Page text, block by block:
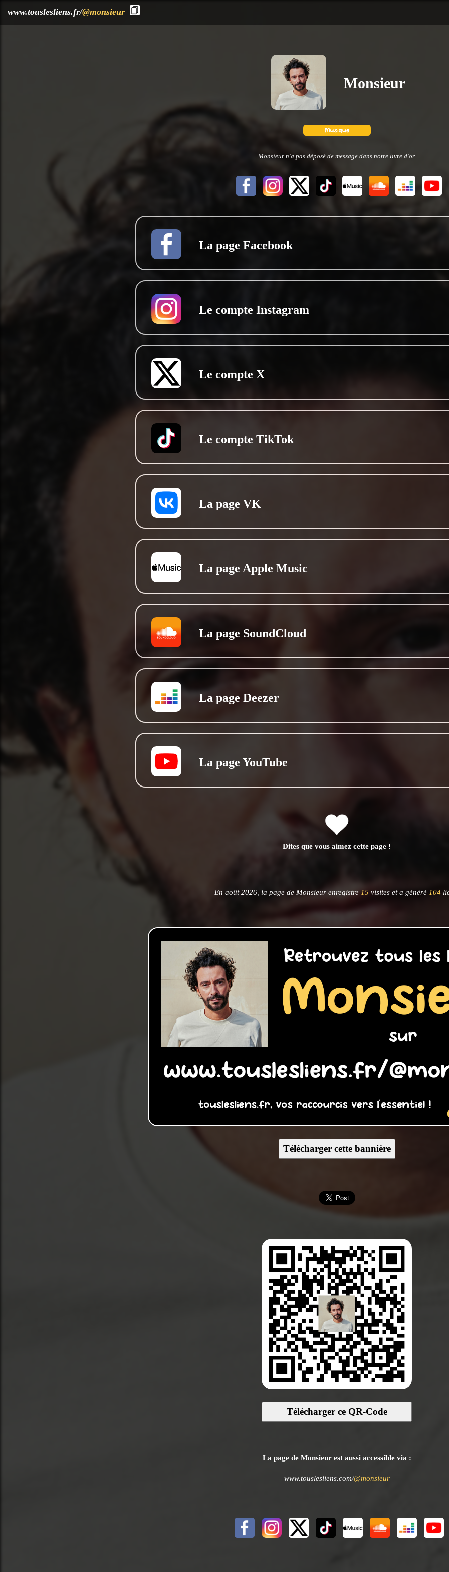
www.touslesliens.fr/@monsieur
Monsieur
Monsieur n'a pas déposé de message dans notre livre d'or.
La page Facebook
Le compte Instagram
Le compte X
Le compte TikTok
La page VK
La page Apple Music
La page SoundCloud
La page Deezer
La page YouTube
Dites que vous aimez cette page !
En août 2026, la page de Monsieur enregistre 15 visites et a généré 104
Télécharger cette bannière
Télécharger ce QR-Code
La page de Monsieur est aussi accessible via :
www.touslesliens.com/@monsieur